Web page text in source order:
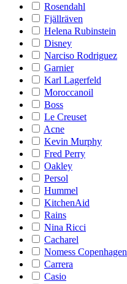
Rosendahl
Fjällräven
Helena Rubinstein
Disney
Narciso Rodriguez
Garnier
Karl Lagerfeld
Moroccanoil
Boss
Le Creuset
Acne
Kevin Murphy
Fred Perry
Oakley
Persol
Hummel
KitchenAid
Rains
Nina Ricci
Cacharel
Nomess Copenhagen
Carrera
Casio